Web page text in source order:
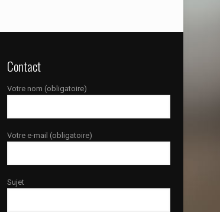
Contact
Votre nom (obligatoire)
Votre e-mail (obligatoire)
Sujet